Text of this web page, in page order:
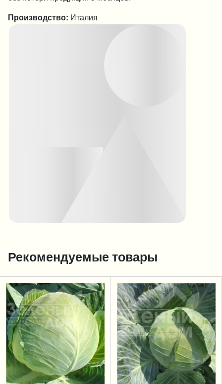
Производство: Италия
Рекомендуемые товары